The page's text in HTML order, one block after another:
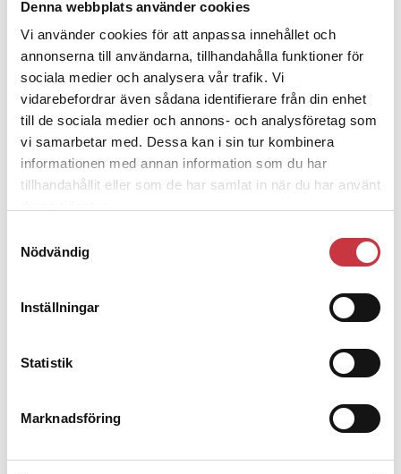
Denna webbplats använder cookies
Vi använder cookies för att anpassa innehållet och
annonserna till användarna, tillhandahålla funktioner för
sociala medier och analysera vår trafik. Vi
vidarebefordrar även sådana identifierare från din enhet
till de sociala medier och annons- och analysföretag som
vi samarbetar med. Dessa kan i sin tur kombinera
informationen med annan information som du har
tillhandahållit eller som de har samlat in när du har använt
Nödvändig
Inställningar
Statistik
Marknadsföring
4 juni 2026
Insändare:Miljoner i sjön –
polisaspiranter underkänns på
godtyckliga grunder
1 juni 2026
Jens Mårtensson:Snart 20 år i tjänst – nu
rättas till”
Debatt